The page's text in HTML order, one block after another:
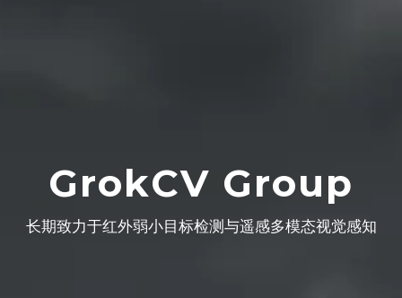
GrokCV Group
长期致力于红外弱小目标检测与遥感多模态视觉感知